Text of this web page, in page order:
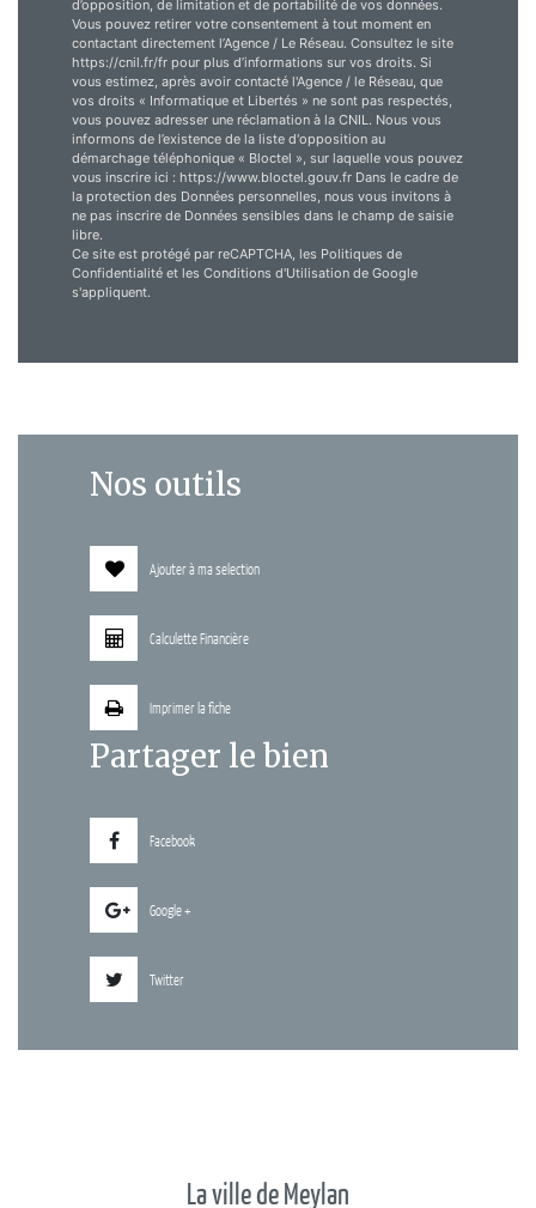
d’opposition, de limitation et de portabilité de vos données.
Vous pouvez retirer votre consentement à tout moment en
contactant directement l’Agence / Le Réseau. Consultez le site
https://cnil.fr/fr pour plus d’informations sur vos droits. Si
vous estimez, après avoir contacté l'Agence / le Réseau, que
vos droits « Informatique et Libertés » ne sont pas respectés,
vous pouvez adresser une réclamation à la CNIL. Nous vous
informons de l’existence de la liste d'opposition au
démarchage téléphonique « Bloctel », sur laquelle vous pouvez
vous inscrire ici : https://www.bloctel.gouv.fr Dans le cadre de
la protection des Données personnelles, nous vous invitons à
ne pas inscrire de Données sensibles dans le champ de saisie
libre.
Ce site est protégé par reCAPTCHA, les Politiques de
Confidentialité et les Conditions d'Utilisation de Google
s'appliquent.
Nos outils
Ajouter à ma selection
Calculette Financière
Imprimer la fiche
Partager le bien
Facebook
Google +
Twitter
La ville de Meylan